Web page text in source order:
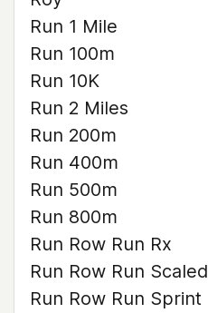
Run 1 Mile
Run 100m
Run 10K
Run 2 Miles
Run 200m
Run 400m
Run 500m
Run 800m
Run Row Run Rx
Run Row Run Scaled
Run Row Run Sprint